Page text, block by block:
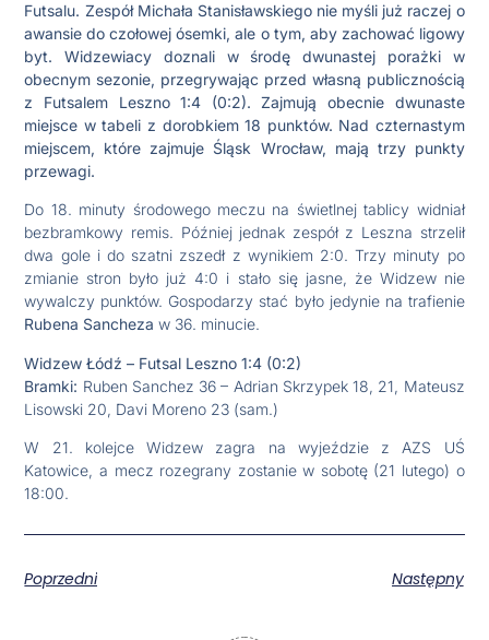
Futsalu. Zespół Michała Stanisławskiego nie myśli już raczej o
awansie do czołowej ósemki, ale o tym, aby zachować ligowy
byt. Widzewiacy doznali w środę dwunastej porażki w
obecnym sezonie, przegrywając przed własną publicznością
z Futsalem Leszno 1:4 (0:2). Zajmują obecnie dwunaste
miejsce w tabeli z dorobkiem 18 punktów. Nad czternastym
miejscem, które zajmuje Śląsk Wrocław, mają trzy punkty
przewagi.
Do 18. minuty środowego meczu na świetlnej tablicy widniał
bezbramkowy remis. Później jednak zespół z Leszna strzelił
dwa gole i do szatni zszedł z wynikiem 2:0. Trzy minuty po
zmianie stron było już 4:0 i stało się jasne, że Widzew nie
wywalczy punktów. Gospodarzy stać było jedynie na trafienie
Rubena Sanchezaw 36. minucie.
Widzew Łódź – Futsal Leszno 1:4 (0:2)
Bramki: Ruben Sanchez 36 – Adrian Skrzypek 18, 21, Mateusz
Lisowski 20, Davi Moreno 23 (sam.)
W 21. kolejce Widzew zagra na wyjeździe z AZS UŚ
Katowice, a mecz rozegrany zostanie w sobotę (21 lutego) o
18:00.
Poprzedni Następny